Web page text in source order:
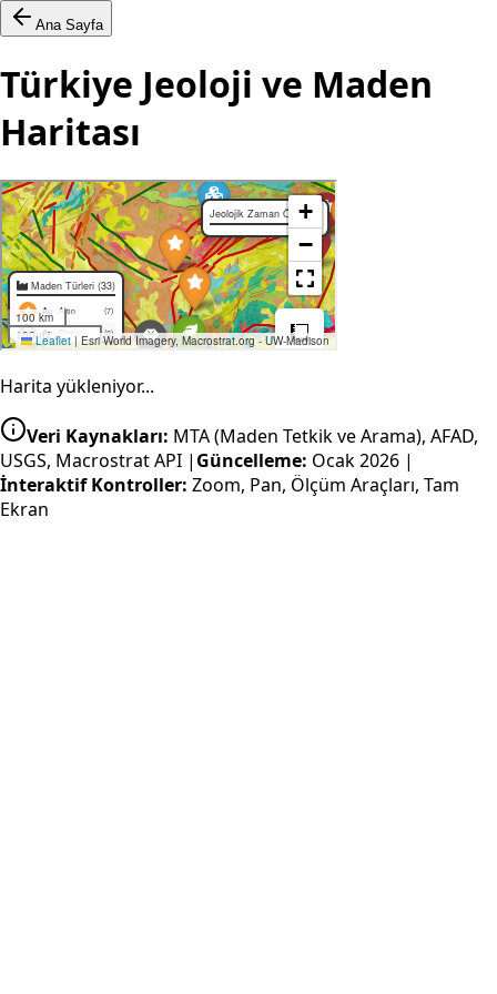
Ana Sayfa
Türkiye Jeoloji ve Maden
Haritası
Harita yükleniyor...
Veri Kaynakları: MTA (Maden Tetkik ve Arama), AFAD,
USGS, Macrostrat API | Güncelleme: Ocak 2026 |
İnteraktif Kontroller: Zoom, Pan, Ölçüm Araçları, Tam
Ekran